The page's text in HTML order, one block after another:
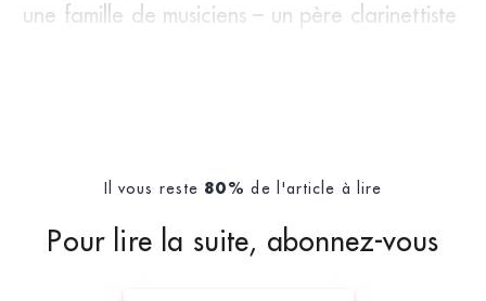
une famille de musiciens – un père clarinettiste
Il vous reste 80% de l'article à lire
Pour lire la suite, abonnez-vous